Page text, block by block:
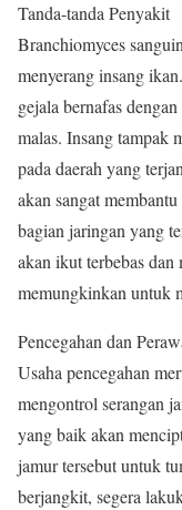
Tanda-tanda Penyakit
Branchiomyces
menyerang insang
gejala bernafas
malas. Insang tampak
pada daerah yang
akan sangat
bagian jaringan yang
akan ikut terbebas dan
memungkinkan untuk
Pencegahan dan
Usaha pencegahan
mengontrol serangan
yang baik akan
jamur tersebut untuk
berjangkit, segera